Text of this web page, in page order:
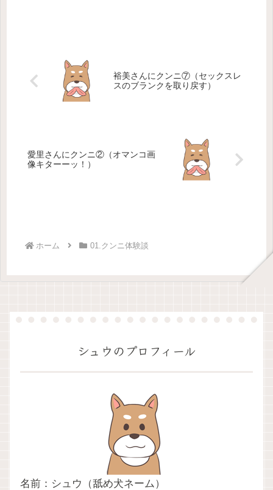
裕美さんにクンニ⑦（セックスレ
スのブランクを取り戻す）
愛里さんにクンニ②（オマンコ画
像キターーッ！）
ホーム 01.クンニ体験談
シュウのプロフィール
名前：シュウ（舐め犬ネーム）